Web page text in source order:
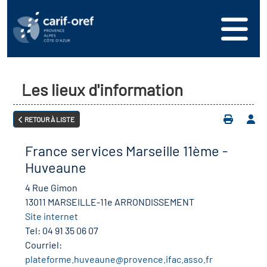
nous
formation
de l'offre de
en région
en santé et sécurité au
des territoires
Partenariale de la
(OPC)
Régional d’Observation
connecter
votre offre de
Les lieux d'information
RETOUR À LISTE
France services Marseille 11ème -
Huveaune
4 Rue Gimon
13011 MARSEILLE-11e ARRONDISSEMENT
Site internet
Tel: 04 91 35 06 07
Courriel:
plateforme.huveaune@provence.ifac.asso.fr